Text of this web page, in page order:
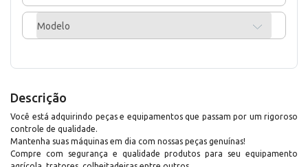
Modelo
Descrição
Você está adquirindo peças e equipamentos que passam por um rigoroso
controle de qualidade.
Mantenha suas máquinas em dia com nossas peças genuínas!
Compre com segurança e qualidade produtos para seu equipamento